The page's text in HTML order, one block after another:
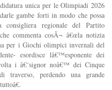
unica per le Olimpiadi 2026
gambe forti in modo che possa
consigliera regionale del Partito
commenta cosÃ¬ â€œla notizia
per i Giochi olimpici invernali del
esordisce lâ€™esponente dei
i â€˜signor noâ€™ dei Cinque
traverso, perdendo una grande